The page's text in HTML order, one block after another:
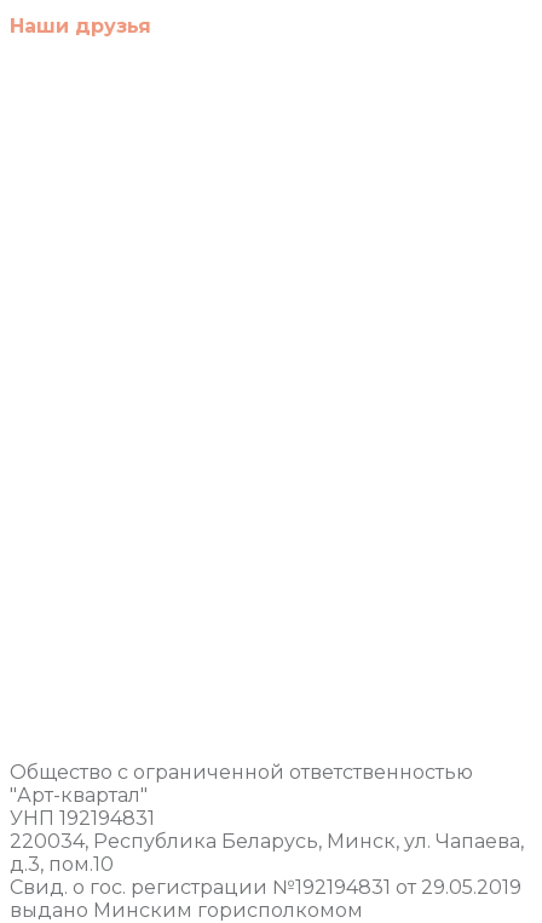
Наши друзья
Общество с ограниченной ответственностью
"Арт-квартал"
УНП 192194831
220034, Республика Беларусь, Минск, ул. Чапаева,
д.3, пом.10
Свид. о гос. регистрации №192194831 от 29.05.2019
выдано Минским горисполкомом